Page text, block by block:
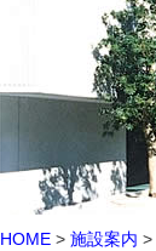
HOME > 施設案内 >